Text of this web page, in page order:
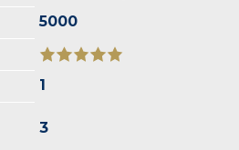
5000
1
3